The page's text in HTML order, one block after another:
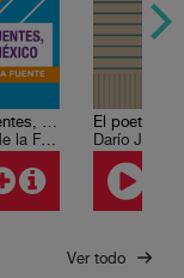
México en Fuentes, Fuentes y México
Juan Ramón de la Fuente
El poeta y
Ver todo